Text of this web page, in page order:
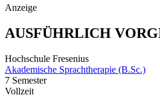
Anzeige
AUSFÜHRLICH
Hochschule Fresenius
Akademische Sprachtherapie (B.Sc.)
7 Semester
Vollzeit